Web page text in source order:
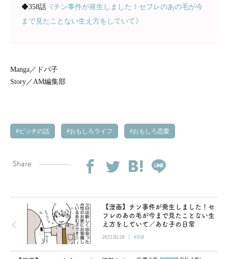
◆358話《チン事件が発生しました！セフレのあの毛が今
まで見たことない生え方をしていて》
Manga／ドバ子
Story／AM編集部
ビッチの話 おもしろライフ おもしろ恋愛
Share
【漫画】チン事件が発生しました！セ
フレのあの毛が今まで見たことない生
え方をしていて／あむ子の日常
2022.05.20 | #358